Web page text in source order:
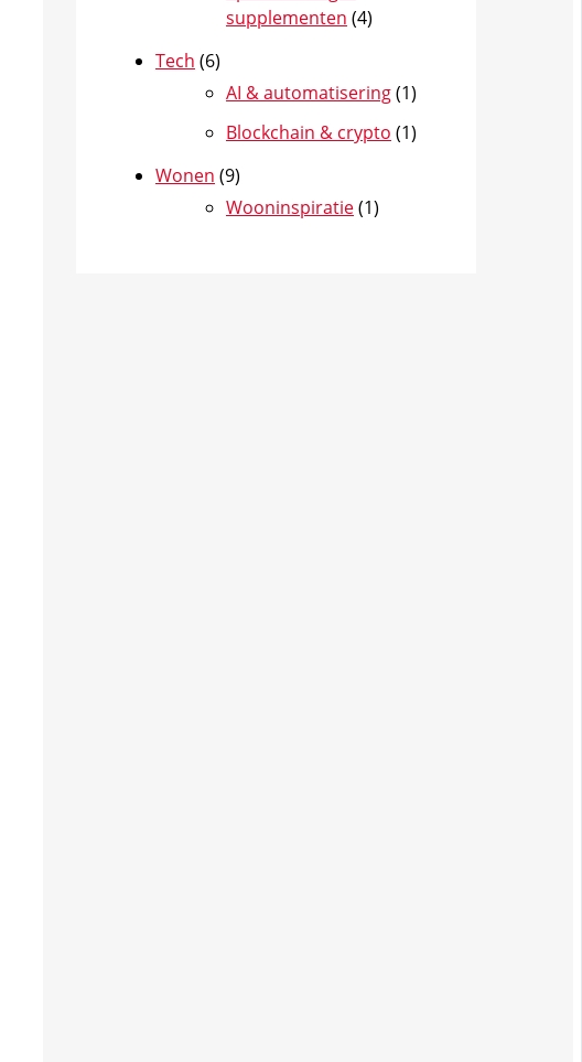
supplementen (4)
Tech (6)
AI & automatisering(1)
Blockchain & crypto (1)
Wonen (9)
Wooninspiratie(1)